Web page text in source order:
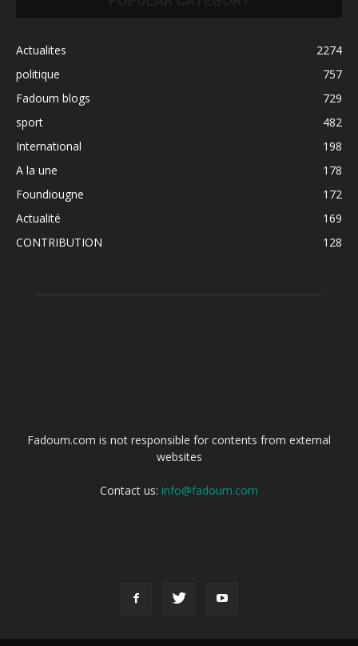
Actualites
2274
politique
757
Fadoum blogs
729
sport
482
International
198
A la une
178
Foundiougne
172
Actualité
169
CONTRIBUTION
128
Fadoum.com is not responsible for contents from external
websites
Contact us: info@fadoum.com